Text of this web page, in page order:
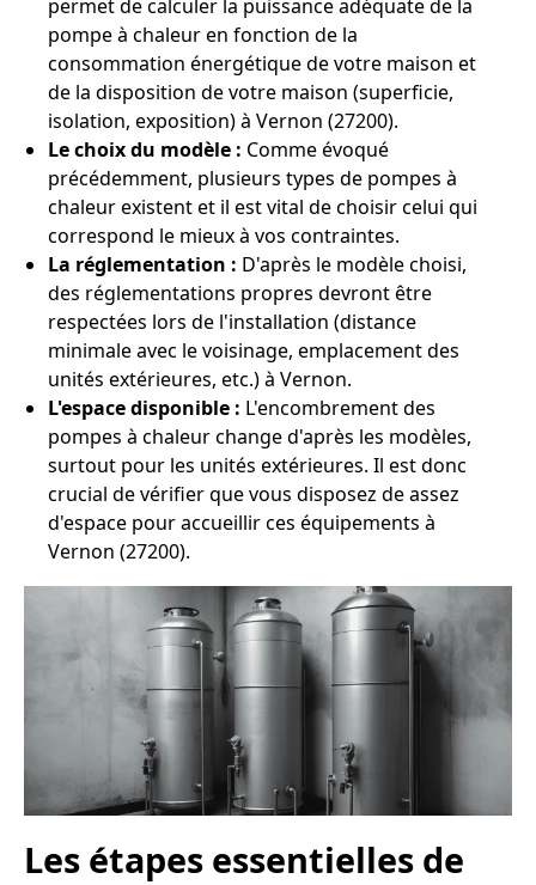
permet de calculer la puissance adéquate de la
pompe à chaleur en fonction de la
consommation énergétique de votre maison et
de la disposition de votre maison (superficie,
isolation, exposition) à Vernon (27200).
Le choix du modèle : Comme évoqué
précédemment, plusieurs types de pompes à
chaleur existent et il est vital de choisir celui qui
correspond le mieux à vos contraintes.
La réglementation : D'après le modèle choisi,
des réglementations propres devront être
respectées lors de l'installation (distance
minimale avec le voisinage, emplacement des
unités extérieures, etc.) à Vernon.
L'espace disponible : L'encombrement des
pompes à chaleur change d'après les modèles,
surtout pour les unités extérieures. Il est donc
crucial de vérifier que vous disposez de assez
d'espace pour accueillir ces équipements à
Vernon (27200).
Les étapes essentielles de